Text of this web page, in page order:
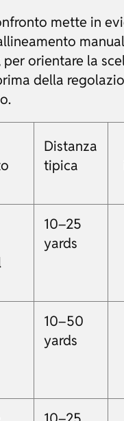
mette in
per orientare la
della
Distanza
tipica
10–25
yards
10–50
yards